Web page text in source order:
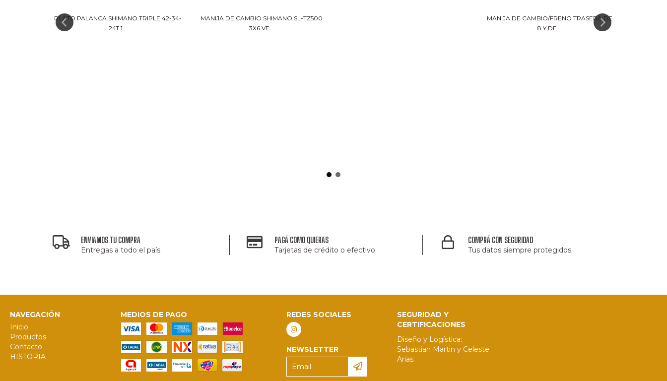
PLATO PALANCA SHIMANO TRIPLE 42-34-
24T 1...
MANIJA DE CAMBIO SHIMANO SL-TZ500
3X6 VE...
MANIJA DE CAMBIO/FRENO TRASERA DE
8 Y DE...
ENVIAMOS TU COMPRA
Entregas a todo el país
PAGÁ COMO QUIERAS
Tarjetas de crédito o efectivo
COMPRÁ CON SEGURIDAD
Tus datos siempre protegidos
NAVEGACIÓN
Inicio
Productos
Contacto
HISTORIA
MEDIOS DE PAGO REDES SOCIALES
NEWSLETTER
SEGURIDAD Y
CERTIFICACIONES
Diseño y Logística:
Sebastian Martin y Celeste
Arias.